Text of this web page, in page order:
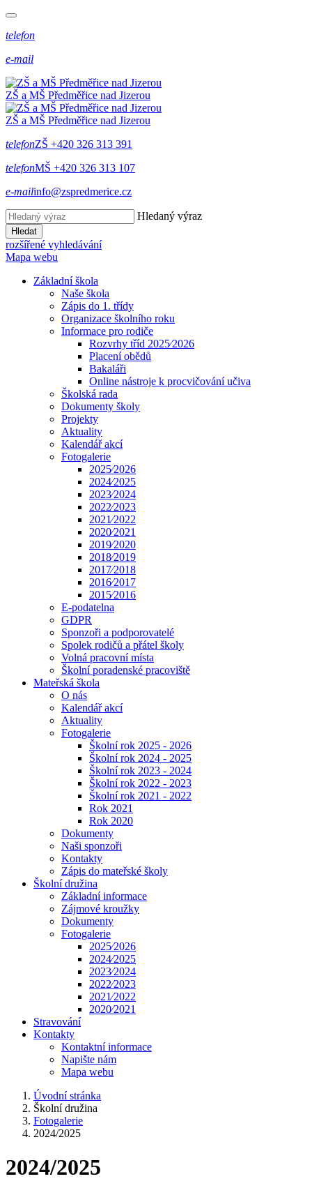
telefon
e-mail
ZŠ a MŠ Předměřice nad Jizerou
ZŠ a MŠ Předměřice nad Jizerou
telefonZŠ +420 326 313 391
telefonMŠ +420 326 313 107
e-mailinfo@zspredmerice.cz
Hledaný výraz
Hledat
rozšířené vyhledávání
Mapa webu
Základní škola
Naše škola
Zápis do 1. třídy
Organizace školního roku
Informace pro rodiče
Rozvrhy tříd 2025⁄2026
Placení obědů
Bakaláři
Online nástroje k procvičování učiva
Školská rada
Dokumenty školy
Projekty
Aktuality
Kalendář akcí
Fotogalerie
2025⁄2026
2024⁄2025
2023⁄2024
2022⁄2023
2021⁄2022
2020⁄2021
2019⁄2020
2018⁄2019
2017⁄2018
2016⁄2017
2015⁄2016
E-podatelna
GDPR
Sponzoři a podporovatelé
Spolek rodičů a přátel školy
Volná pracovní místa
Školní poradenské pracoviště
Mateřská škola
O nás
Kalendář akcí
Aktuality
Fotogalerie
Školní rok 2025 - 2026
Školní rok 2024 - 2025
Školní rok 2023 - 2024
Školní rok 2022 - 2023
Školní rok 2021 - 2022
Rok 2021
Rok 2020
Dokumenty
Naši sponzoři
Kontakty
Zápis do mateřské školy
Školní družina
Základní informace
Zájmové kroužky
Dokumenty
Fotogalerie
2025⁄2026
2024⁄2025
2023⁄2024
2022⁄2023
2021⁄2022
2020⁄2021
Stravování
Kontakty
Kontaktní informace
Napište nám
Mapa webu
Úvodní stránka
Školní družina
Fotogalerie
2024/2025
2024/2025